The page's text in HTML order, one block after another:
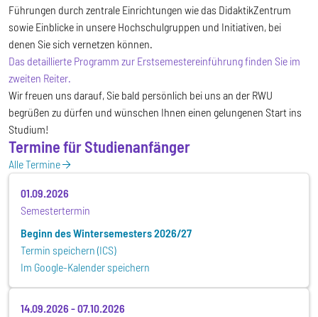
Führungen durch zentrale Einrichtungen wie das DidaktikZentrum
sowie Einblicke in unsere Hochschulgruppen und Initiativen, bei
denen Sie sich vernetzen können.
Das detaillierte Programm zur Erstsemestereinführung finden Sie im
zweiten Reiter.
Wir freuen uns darauf, Sie bald persönlich bei uns an der RWU
begrüßen zu dürfen und wünschen Ihnen einen gelungenen Start ins
Studium!
Termine für Studienanfänger
Alle Termine
01.09.2026
Semestertermin
Beginn des Wintersemesters 2026/27
Termin speichern (ICS)
Im Google-Kalender speichern
14.09.2026 -07.10.2026